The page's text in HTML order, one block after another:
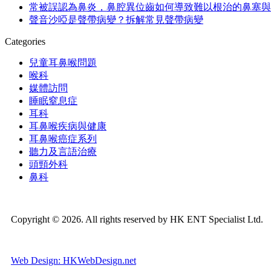
常被誤認為鼻炎，鼻腔異位齒如何導致難以根治的鼻塞
聲音沙啞是聲帶病變？拆解常見聲帶病變
Categories
兒童耳鼻喉問題
喉科
媒體訪問
睡眠窒息症
耳科
耳鼻喉疾病與健康
耳鼻喉癌症系列
聽力及言語治療
頭頸外科
鼻科
Copyright © 2026. All rights reserved by HK ENT Specialist Ltd.
Web Design: HKWebDesign.net